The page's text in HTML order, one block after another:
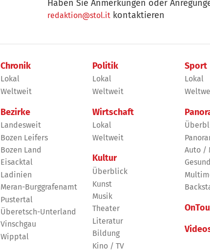
Haben Sie Anmerkungen oder
redaktion@stol.it kontaktieren
Chronik
Lokal
Weltweit
Bezirke
Landesweit
Bozen Leifers
Bozen Land
Eisacktal
Ladinien
Meran-Burggrafenamt
Pustertal
Überetsch-Unterland
Vinschgau
Wipptal
Politik
Lokal
Weltweit
Wirtschaft
Lokal
Weltweit
Kultur
Überblick
Kunst
Musik
Theater
Literatur
Bildung
Kino / TV
Sport
Lokal
Auto /